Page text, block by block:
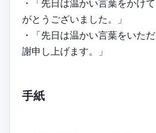
・「先日は温かい言葉をかけ
がとうございました。」
・「先日は温かい言葉をいた
謝申し上げます。」
手紙